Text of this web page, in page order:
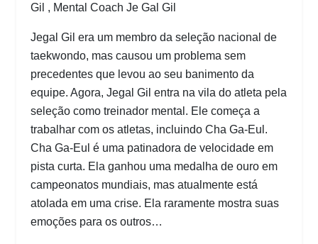
Gil , Mental Coach Je Gal Gil
Jegal Gil era um membro da seleção nacional de
taekwondo, mas causou um problema sem
precedentes que levou ao seu banimento da
equipe. Agora, Jegal Gil entra na vila do atleta pela
seleção como treinador mental. Ele começa a
trabalhar com os atletas, incluindo Cha Ga-Eul.
Cha Ga-Eul é uma patinadora de velocidade em
pista curta. Ela ganhou uma medalha de ouro em
campeonatos mundiais, mas atualmente está
atolada em uma crise. Ela raramente mostra suas
emoções para os outros…